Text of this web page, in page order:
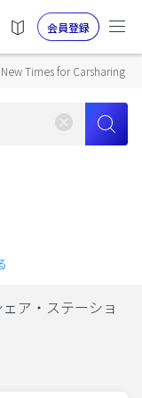
会員登録
Times for Carsharing
ア・ステーショ